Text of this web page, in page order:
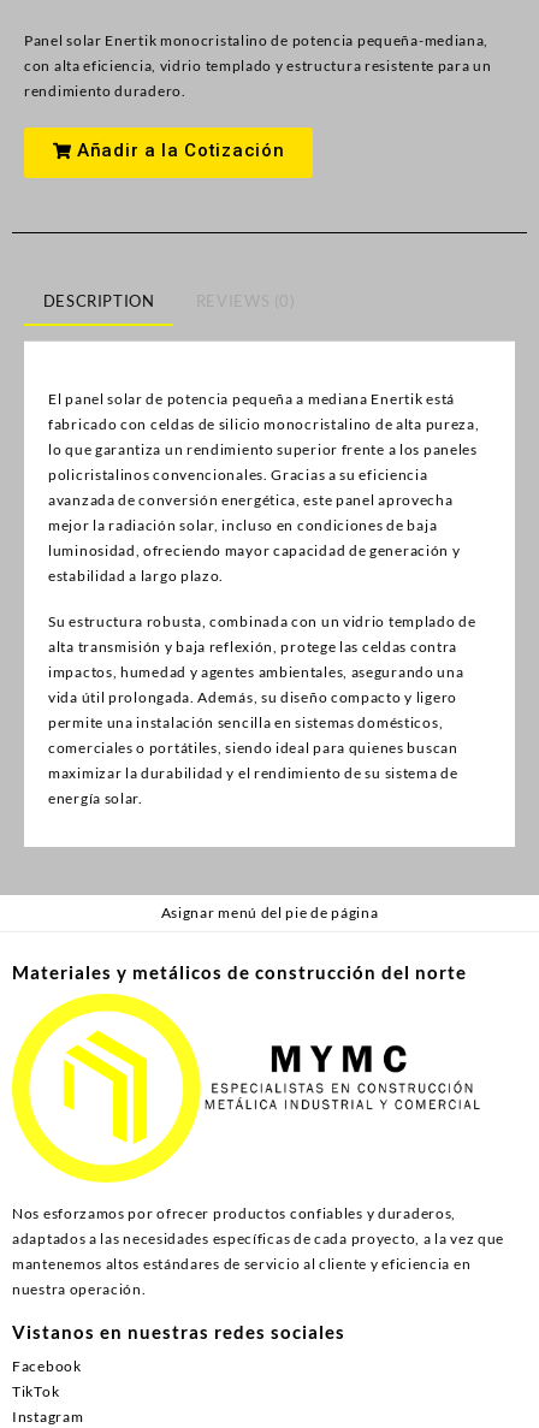
Panel solar Enertik monocristalino de potencia pequeña-mediana,
con alta eficiencia, vidrio templado y estructura resistente para un
rendimiento duradero.
Añadir a la Cotización
DESCRIPTION REVIEWS (0)
El panel solar de potencia pequeña a mediana Enertik está
fabricado con celdas de silicio monocristalino de alta pureza,
lo que garantiza un rendimiento superior frente a los paneles
policristalinos convencionales. Gracias a su eficiencia
avanzada de conversión energética, este panel aprovecha
mejor la radiación solar, incluso en condiciones de baja
luminosidad, ofreciendo mayor capacidad de generación y
estabilidad a largo plazo.
Su estructura robusta, combinada con un vidrio templado de
alta transmisión y baja reflexión, protege las celdas contra
impactos, humedad y agentes ambientales, asegurando una
vida útil prolongada. Además, su diseño compacto y ligero
permite una instalación sencilla en sistemas domésticos,
comerciales o portátiles, siendo ideal para quienes buscan
maximizar la durabilidad y el rendimiento de su sistema de
energía solar.
Asignar menú del pie de página
Materiales y metálicos de construcción del norte
Nos esforzamos por ofrecer productos confiables y duraderos,
adaptados a las necesidades específicas de cada proyecto, a la vez que
mantenemos altos estándares de servicio al cliente y eficiencia en
nuestra operación.
Vistanos en nuestras redes sociales
Facebook
TikTok
Instagram